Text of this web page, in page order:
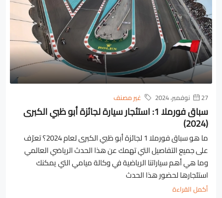
27 نوفمبر، 2024 غير مصنف
سباق فورملا 1: استئجار سيارة لجائزة أبو ظبي الكبرى
(2024)
ما هو سباق فورملا 1 لجائزة أبو ظبي الكبرى لعام 2024؟ تعرّف
على جميع التفاصيل التي تهمك عن هذا الحدث الرياضي العالمي
وما هي أهم سياراتنا الرياضية في وكالة ميامي التي يمكنك
استئجارها لحضور هذا الحدث
أكمل القراءة